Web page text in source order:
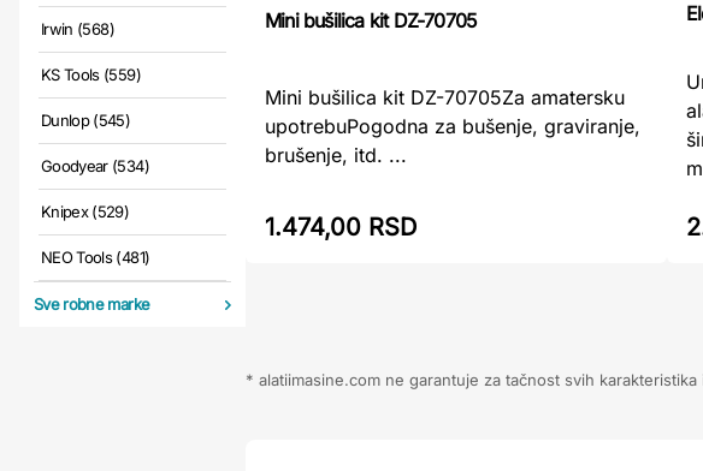
Irwin (568)
KS Tools (559)
Dunlop (545)
Goodyear (534)
Knipex (529)
NEO Tools (481)
Sve robne marke
Mini bušilica kit DZ-70705
Mini bušilica kit DZ-70705Za amatersku
upotrebuPogodna za bušenje, graviranje,
brušenje, itd. ...
1.474,00 RSD
* alatiimasine.com ne garantuje za tačnost svih